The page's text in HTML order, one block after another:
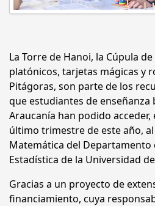
La Torre de Hanoi, la Cúpula
platónicos, tarjetas mágicas y
Pitágoras, son parte de los
que estudiantes de enseñanza
Araucanía han podido
último trimestre de este año,
Matemática del Departamento
Estadística de la Universidad
Gracias a un proyecto de
financiamiento, cuya